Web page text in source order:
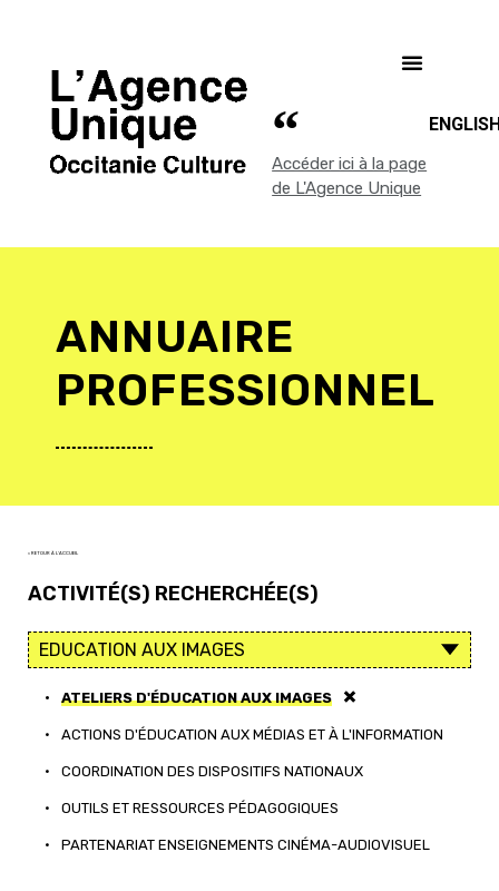
Accéder ici à la page
de L'Agence Unique
ANNUAIRE
PROFESSIONNEL
< RETOUR À L'ACCUEIL
ACTIVITÉ(S) RECHERCHÉE(S)
• ATELIERS D'ÉDUCATION AUX IMAGES
• ACTIONS D'ÉDUCATION AUX MÉDIAS ET À L'INFORMATION
• COORDINATION DES DISPOSITIFS NATIONAUX
• OUTILS ET RESSOURCES PÉDAGOGIQUES
• PARTENARIAT ENSEIGNEMENTS CINÉMA-AUDIOVISUEL